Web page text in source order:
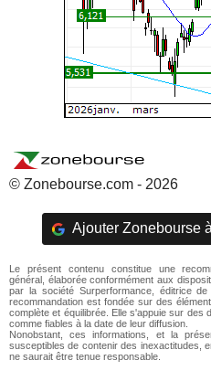
© Zonebourse.com - 2026
Ajouter Zonebourse
Le présent contenu constitue une
général, élaborée conformément aux
par la société Surperformance, éditrice
recommandation est fondée sur des
complète et équilibrée. Elle s'appuie sur des
comme fiables à la date de leur diffusion.
Nonobstant, ces informations, et la
susceptibles de contenir des inexactitudes,
ne saurait être tenue responsable.